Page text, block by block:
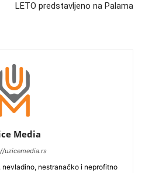
LETO predstavljeno na Palama
Media
uzicemedia.rs
nestranačko i neprofitno